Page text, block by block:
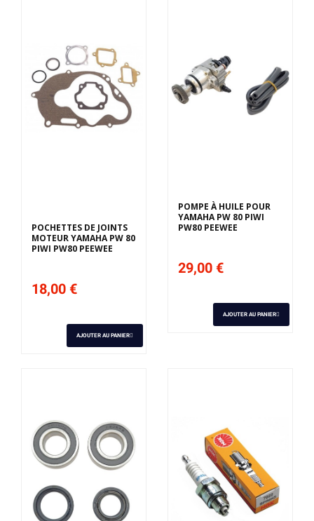
POCHETTES DE JOINTS
MOTEUR YAMAHA PW 80
PIWI PW80 PEEWEE
18,00 €
AJOUTER AU PANIER
POMPE À HUILE POUR
YAMAHA PW 80 PIWI
PW80 PEEWEE
29,00 €
AJOUTER AU PANIER